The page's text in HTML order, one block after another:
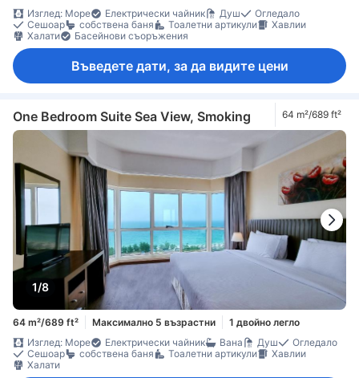
Изглед: Море
Електрически чайник Душ
Огледало
Сешоар
собствена баня Тоалетни артикули
Хавлии
Халати
Басейнови съоръжения
Въведете дати, за да видите цени
One Bedroom Suite Sea View, Smoking 64 m²/689 ft²
1/8
64 m²/689 ft² Максимално 5 възрастни
1 двойно легло
Изглед: Море
Електрически чайник Вана Душ
Огледало
Сешоар
собствена баня Тоалетни артикули
Хавлии
Халати